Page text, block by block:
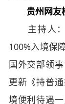
贵州网友
主持人：
100%入境保
国外交部领
更新《持普
境便利待遇